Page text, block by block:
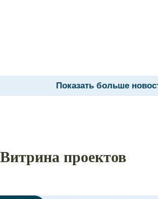
Показать больше
Витрина проектов